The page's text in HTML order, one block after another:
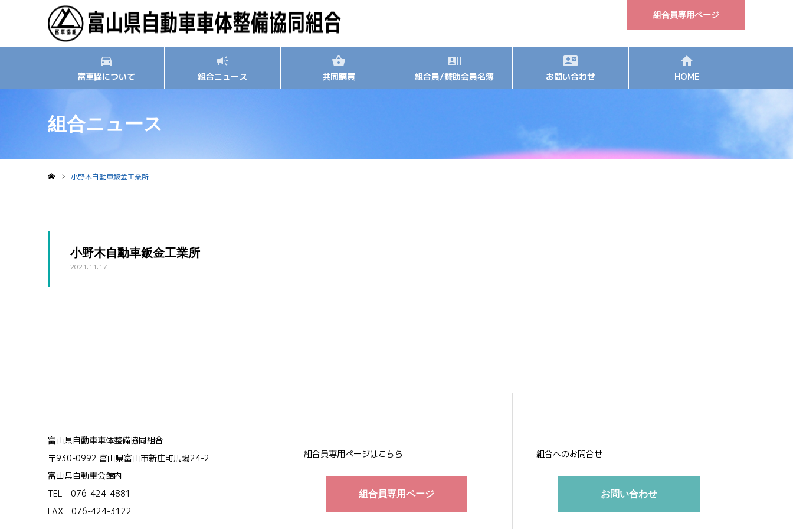
組合員専用ページ
富車協について 組合ニュース 共同購買 組合員/賛助会員名簿 お問い合わせ HOME
組合ニュース
小野木自動車鈑金工業所
小野木自動車鈑金工業所
2021.11.17
富山県自動車車体整備協同組合
〒930-0992 富山県富山市新庄町馬場24-2
富山県自動車会館内
TEL 076-424-4881
FAX 076-424-3122
組合員専用ページはこちら
組合員専用ページ
組合へのお問合せ
お問い合わせ